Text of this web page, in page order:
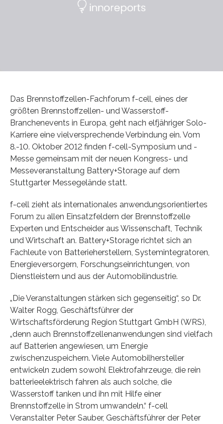
Das Brennstoffzellen-Fachforum f-cell, eines der
größten Brennstoffzellen- und Wasserstoff-
Branchenevents in Europa, geht nach elfjähriger Solo-
Karriere eine vielversprechende Verbindung ein. Vom
8.-10. Oktober 2012 finden f-cell-Symposium und -
Messe gemeinsam mit der neuen Kongress- und
Messeveranstaltung Battery+Storage auf dem
Stuttgarter Messegelände statt.
f-cell zieht als internationales anwendungsorientiertes
Forum zu allen Einsatzfeldern der Brennstoffzelle
Experten und Entscheider aus Wissenschaft, Technik
und Wirtschaft an. Battery+Storage richtet sich an
Fachleute von Batterieherstellern, Systemintegratoren,
Energieversorgern, Forschungseinrichtungen, von
Dienstleistern und aus der Automobilindustrie.
„Die Veranstaltungen stärken sich gegenseitig“, so Dr.
Walter Rogg, Geschäftsführer der
Wirtschaftsförderung Region Stuttgart GmbH (WRS),
„denn auch Brennstoffzellenanwendungen sind vielfach
auf Batterien angewiesen, um Energie
zwischenzuspeichern. Viele Automobilhersteller
entwickeln zudem sowohl Elektrofahrzeuge, die rein
batterieelektrisch fahren als auch solche, die
Wasserstoff tanken und ihn mit Hilfe einer
Brennstoffzelle in Strom umwandeln.“ f-cell
Veranstalter Peter Sauber, Geschäftsführer der Peter